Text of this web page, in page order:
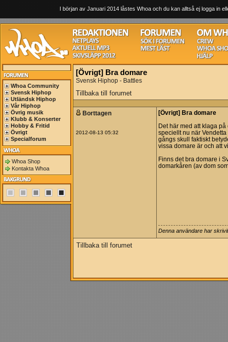
I början av Januari 2014 låstes Whoa och du kan alltså ej logga in
Whoa Community
Svensk Hiphop
Utländsk Hiphop
Vår Hiphop
Övrig musik
Klubb & Konserter
Hobby & Fritid
Övrigt
Specialforum
Whoa Shop
Kontakta Whoa
[Övrigt] Bra domare
Svensk Hiphop - Battles
Tillbaka till forumet
Borttagen
2012-08-13 05:32
[Övrigt] Bra domare
Det här med att klaga
speciellt nu när
gångs skull faktiskt
vissa domare är och att
Finns det bra domare i
domarkåren (av dom
Denna användare har
Tillbaka till forumet